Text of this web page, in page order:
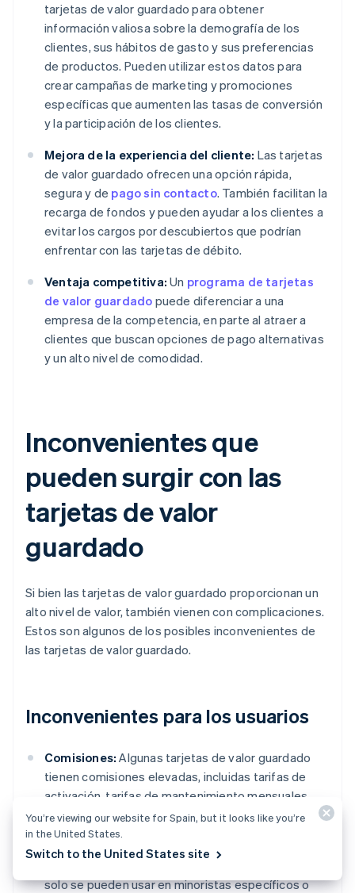
tarjetas de valor guardado para obtener
información valiosa sobre la demografía de los
clientes, sus hábitos de gasto y sus preferencias
de productos. Pueden utilizar estos datos para
crear campañas de marketing y promociones
específicas que aumenten las tasas de conversión
y la participación de los clientes.
Mejora de la experiencia del cliente: Las tarjetas
de valor guardado ofrecen una opción rápida,
segura y de pago sin contacto. También facilitan la
recarga de fondos y pueden ayudar a los clientes a
evitar los cargos por descubiertos que podrían
enfrentar con las tarjetas de débito.
Ventaja competitiva: Un programa de tarjetas
de valor guardado puede diferenciar a una
empresa de la competencia, en parte al atraer a
clientes que buscan opciones de pago alternativas
y un alto nivel de comodidad.
Inconvenientes que
pueden surgir con las
tarjetas de valor
guardado
Si bien las tarjetas de valor guardado proporcionan un
alto nivel de valor, también vienen con complicaciones.
Estos son algunos de los posibles inconvenientes de
las tarjetas de valor guardado.
Inconvenientes para los usuarios
Comisiones: Algunas tarjetas de valor guardado
tienen comisiones elevadas, incluidas tarifas de
activación, tarifas de mantenimiento mensuales,
tarifas de recarga y tarifas de inactividad. Esto
puede erosionar el valor de la tarjeta.
solo se pueden usar en minoristas específicos o
You’re viewing our website for Spain, but it looks like you’re
in the United States.
Switch to the United States site